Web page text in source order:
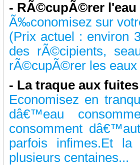
- RÃ©cupÃ©rer l'eau
Ã‰conomisez sur
(Prix actuel : environ
des rÃ©cipients,
rÃ©cupÃ©rer les eaux
- La traque aux
Economisez en
dâ€™eau
consomment
parfois infimes.Et
plusieurs centaines...